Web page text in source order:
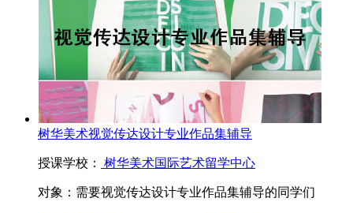
树华美术视觉传达设计专业作品集辅导
授课学校： 树华美术国际艺术留学中心
对象： 需要视觉传达设计专业作品集辅导的同学们